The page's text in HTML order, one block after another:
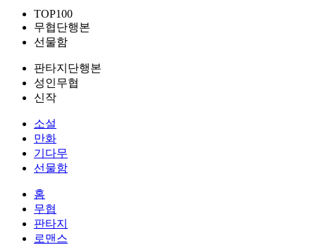
TOP100
무협단행본
선물함
판타지단행본
성인무협
신작
소설
만화
기다무
선물함
홈
무협
판타지
로맨스